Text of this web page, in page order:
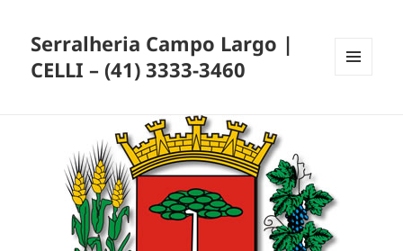
Serralheria Campo Largo |
CELLI – (41) 3333-3460